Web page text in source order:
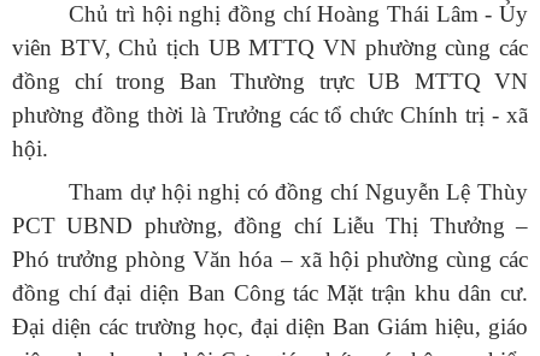
Chủ trì hội nghị đồng chí Hoàng Thái Lâm - Ủy
viên BTV, Chủ tịch UB MTTQ VN phường cùng các
đồng chí trong Ban Thường trực UB MTTQ VN
phường đồng thời là Trưởng các tổ chức Chính trị - xã
hội.
Tham dự hội nghị có đồng chí Nguyễn Lệ Thùy
PCT UBND phường, đồng chí Liễu Thị Thưởng –
Phó trưởng phòng Văn hóa – xã hội phường cùng các
đồng chí đại diện Ban Công tác Mặt trận khu dân cư.
Đại diện các trường học, đại diện Ban Giám hiệu, giáo